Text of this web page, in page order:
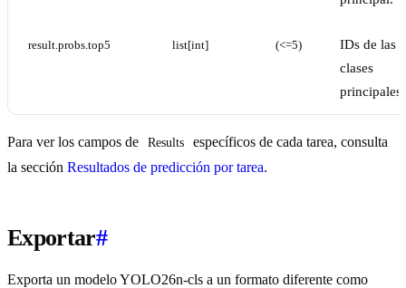
result.probs.top5 list[int] (<=5)
IDs de las 5
clases
principales.
Para ver los campos de Results
específicos de cada tarea, consulta
la sección Resultados de predicción por tarea.
Exportar#
Exporta un modelo YOLO26n-cls a un formato diferente como